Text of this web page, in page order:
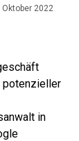
Oktober 2022
potenzieller
in